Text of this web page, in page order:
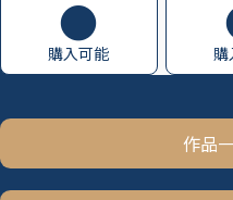
購入可能
作品